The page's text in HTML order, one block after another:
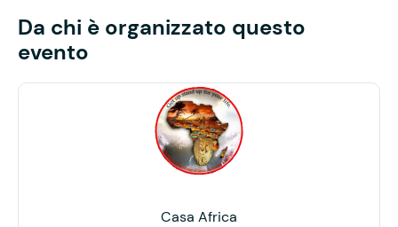
Da chi è organizzato questo
evento
Casa Africa